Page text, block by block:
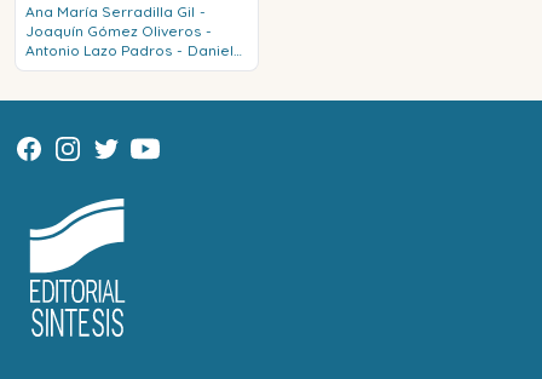
Ana María Serradilla Gil -
Joaquín Gómez Oliveros -
Antonio Lazo Padros - Daniel
Rivas Sánchez